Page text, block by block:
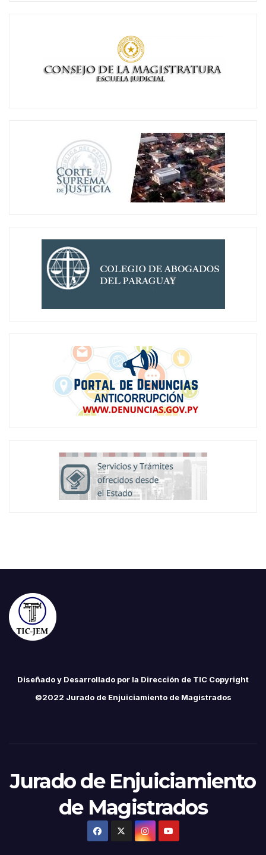
Diseñado y Desarrollado por la Dirección de TIC Copyright
©2022 Jurado de Enjuiciamiento de Magistrados
Jurado de Enjuiciamiento
de Magistrados